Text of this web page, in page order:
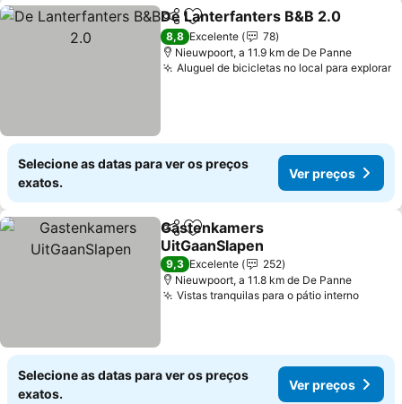
PartilharAdicionar aos favoritos
De Lanterfanters B&B 2.0
8,8 Excelente
78
Nieuwpoort, a 11.9 km de De Panne
Aluguel de bicicletas no local para explorar
Selecione as datas para ver os preços
exatos.
Ver preços
PartilharAdicionar aos favoritos
Gastenkamers
UitGaanSlapen
Ver preços
9,3 Excelente
252
Nieuwpoort, a 11.8 km de De Panne
Vistas tranquilas para o pátio internoVer
Selecione as datas para ver os preços
exatos.
Ver preços